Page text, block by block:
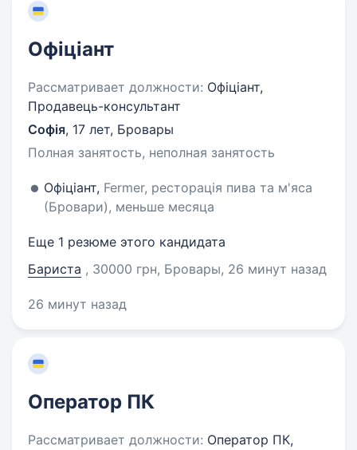
Офіціант
Рассматривает должности: Офіціант,
Продавець-консультант
Софія, 17 лет, Бровары
Полная занятость, неполная занятость
Офіціант, Fermer, ресторація пива та м'яса
(Бровари), меньше месяца
Еще 1 резюме этого кандидата
Бариста , 30000 грн, Бровары, 26 минут назад
26 минут назад
Оператор ПК
Рассматривает должности: Оператор ПК,